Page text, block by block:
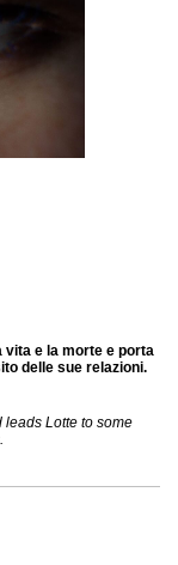
e la morte e porta
delle sue relazioni.
leads Lotte to some